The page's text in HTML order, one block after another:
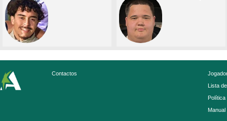
Contactos
Lista